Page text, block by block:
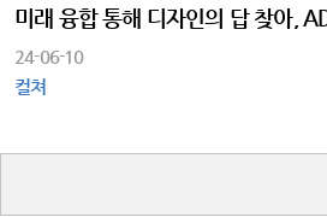
미래 융합 통해 디자인의 답 찾아,
루치아노 갈림베르티 회장
24-06-10
컬쳐